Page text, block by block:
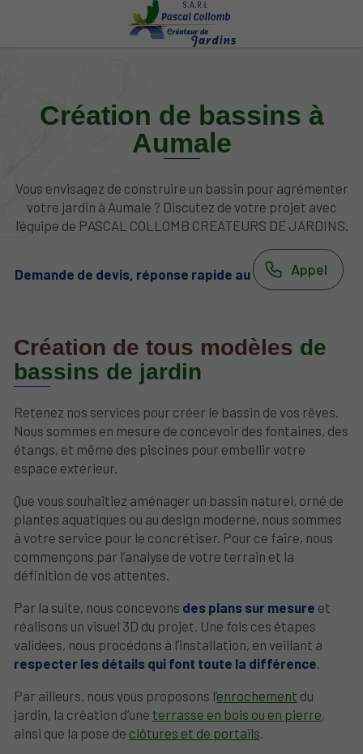
Création de bassins à
Aumale
Vous envisagez de construire un bassin pour agrémenter
votre jardin à Aumale ? Discutez de votre projet avec
l’équipe de PASCAL COLLOMB CREATEURS DE JARDINS.
Demande de devis, réponse rapide au Appel
Création de tous modèles de
bassins de jardin
Retenez nos services pour créer le bassin de vos rêves.
Nous sommes en mesure de concevoir des fontaines, des
étangs, et même des piscines pour embellir votre
espace extérieur.
Que vous souhaitiez aménager un bassin naturel, orné de
plantes aquatiques ou au design moderne, nous sommes
à votre service pour le concrétiser. Pour ce faire, nous
commençons par l’analyse de votre terrain et la
définition de vos attentes.
Par la suite, nous concevons des plans sur mesure et
réalisons un visuel 3D du projet. Une fois ces étapes
validées, nous procédons à l’installation, en veillant à
respecter les détails qui font toute la différence.
Par ailleurs, nous vous proposons l’enrochement du
jardin, la création d’une terrasse en bois ou en pierre,
ainsi que la pose de clôtures et de portails.